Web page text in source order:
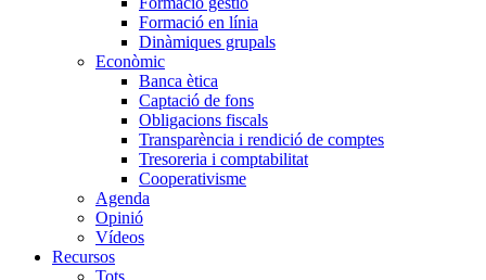
Formació en línia
Dinàmiques grupals
Econòmic
Banca ètica
Captació de fons
Obligacions fiscals
Transparència i rendició de comptes
Tresoreria i comptabilitat
Cooperativisme
Agenda
Opinió
Vídeos
Recursos